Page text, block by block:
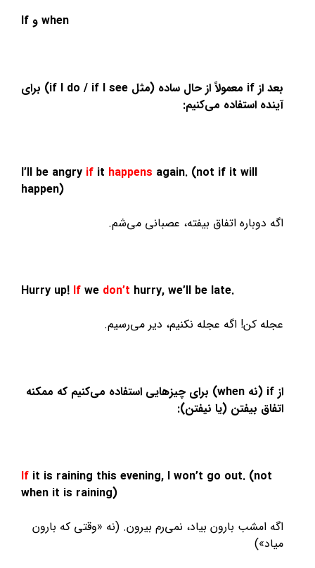
If و when
بعد از if معمولاً از حال ساده (مثل if I do / if I see) برای
آینده استفاده می‌کنیم:
I’ll be angry if it happens again. (not if it will
happen)
اگه دوباره اتفاق بیفته، عصبانی می‌شم.
Hurry up! If we don’t hurry, we’ll be late.
عجله کن! اگه عجله نکنیم، دیر می‌رسیم.
از if (نه when) برای چیزهایی استفاده می‌کنیم که ممکنه
اتفاق بیفتن (یا نیفتن):
If it is raining this evening, I won’t go out. (not
when it is raining)
اگه امشب بارون بیاد، نمی‌رم بیرون. (نه «وقتی که بارون
میاد»)